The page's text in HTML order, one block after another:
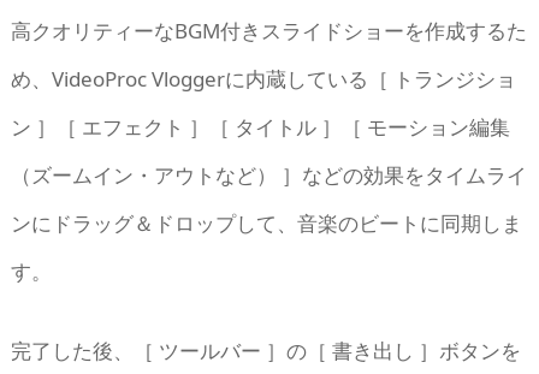
高クオリティーなBGM付きスライドショーを作成するた
め、VideoProc Vloggerに内蔵している［ トランジショ
ン ］［ エフェクト ］［ タイトル ］［ モーション編集
（ズームイン・アウトなど） ］などの効果をタイムライ
ンにドラッグ＆ドロップして、音楽のビートに同期しま
す。
完了した後、［ ツールバー ］の［ 書き出し ］ボタンを